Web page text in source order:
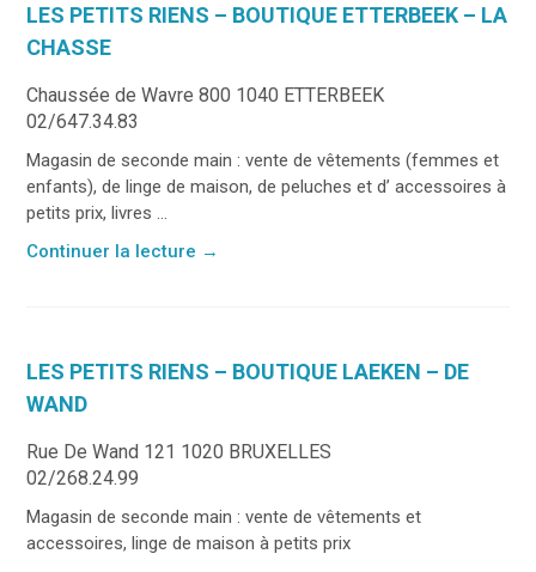
LES PETITS RIENS – BOUTIQUE ETTERBEEK – LA
CHASSE
Chaussée de Wavre 800 1040 ETTERBEEK
02/647.34.83
Magasin de seconde main : vente de vêtements (femmes et
enfants), de linge de maison, de peluches et d’ accessoires à
petits prix, livres ...
Continuer la lecture →
LES PETITS RIENS – BOUTIQUE LAEKEN – DE
WAND
Rue De Wand 121 1020 BRUXELLES
02/268.24.99
Magasin de seconde main : vente de vêtements et
accessoires, linge de maison à petits prix